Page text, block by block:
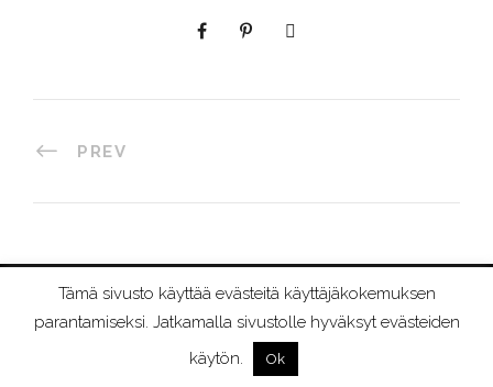
PREV
©2026 RIIMURAAMI
Tämä sivusto käyttää evästeitä käyttäjäkokemuksen
parantamiseksi. Jatkamalla sivustolle hyväksyt evästeiden
käytön.
Ok